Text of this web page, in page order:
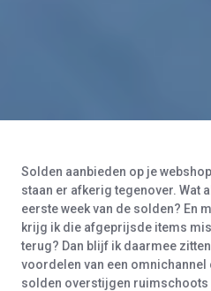
Solden aanbieden op je
staan er afkerig tegenover. Wat
eerste week van de solden? En
krijg ik die afgeprijsde items
terug? Dan blijf ik daarmee
voordelen van een
solden overstijgen ruimschoots